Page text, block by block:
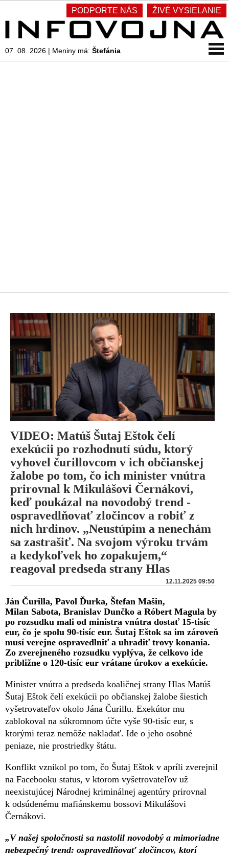
PODPORTE NÁS ŽIVÉ VYSIELANIE
07. 08. 2026 | Meniny má: Štefánia
VIDEO: Matúš Šutaj Eštok čelí
exekúcii po rozhodnutí súdu, ktorý
vyhovel čurillovcom v ich občianskej
žalobe po tom, čo ich minister vnútra
prirovnal k Mikulášovi Černákovi,
keď poukázal na novodobý trend -
ospravedlňovať zločincov a robiť z
nich hrdinov. „Neustúpim a nenechám
sa zastrašiť. Na svojom výroku trvám
a kedykoľvek ho zopakujem,“
reagoval predseda strany Hlas
12.11.2025 09:50
Ján Čurilla, Pavol Ďurka, Štefan Mašin,
Milan Sabota, Branislav Dunčko a Róbert Magula by
po rozsudku mali od ministra vnútra dostať 15-tisíc
eur, čo je spolu 90-tisíc eur. Šutaj Eštok sa im zároveň
musí verejne ospravedlniť a uhradiť trovy konania.
Zo zverejneného rozsudku vyplýva, že celkovo ide
približne o 120-tisíc eur vrátane úrokov a exekúcie.
Minister vnútra a predseda koaličnej strany Hlas Matúš
Šutaj Eštok čelí exekúcii po občianskej žalobe šiestich
vyšetrovateľov okolo Jána Čurillu. Exekútor mu
zablokoval na súkromnom účte vyše 90-tisíc eur, s
ktorými teraz nemôže nakladať. Ide o jeho osobné
peniaze, nie prostriedky štátu.
Konflikt vznikol po tom, čo Šutaj Eštok v apríli zverejnil
na Facebooku status, v ktorom vyšetrovateľov už
neexistujúcej Národnej kriminálnej agentúry prirovnal
k odsúdenému mafiánskemu bossovi Mikulášovi
Černákovi.
„V našej spoločnosti sa nastolil novodobý a mimoriadne
nebezpečný trend: ospravedlňovať zločincov, ktorí